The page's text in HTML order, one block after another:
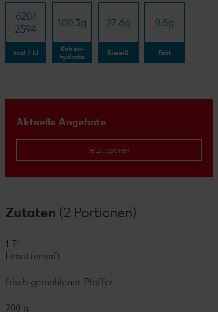
620/​
2594
kcal / kJ
100.3g
Kohlen-
hydrate
27.6g
Eiweiß
9.5g
Fett
Aktuelle Angebote
Jetzt sparen
Zutaten (2 Portionen)
1 TL
Limettensaft
frisch gemahlener Pfeffer
200 g